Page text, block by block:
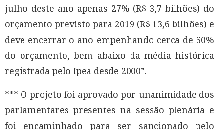
julho deste ano apenas 27% (R$ 3,7 bilhões) do
orçamento previsto para 2019 (R$ 13,6 bilhões) e
deve encerrar o ano empenhando cerca de 60%
do orçamento, bem abaixo da média histórica
registrada pelo Ipea desde 2000”.
*** O projeto foi aprovado por unanimidade dos
parlamentares presentes na sessão plenária e
foi encaminhado para ser sancionado pelo